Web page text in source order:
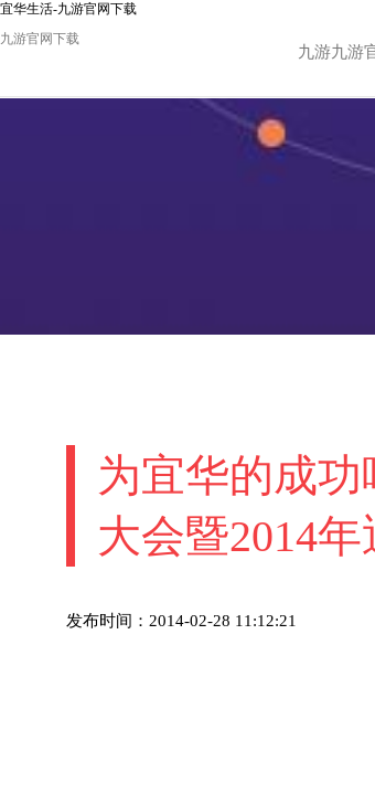
宜华生活-九游官网下载
九游官网下载
九游九游
为宜华的成
大会暨2014
发布时间：2014-02-28 11:12:21